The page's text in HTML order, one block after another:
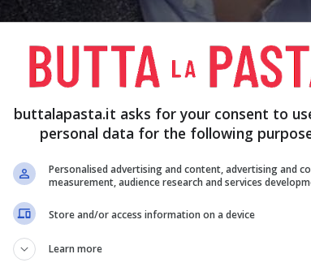
Cosa accade ai ristoratori di Cucine da
programma“Cucine da Incubo”
buttalapasta.it asks for your consent to
personal data for the following
Personalised advertising and content, advertising and
measurement, audience research and services
Store and/or access information on a device
Learn more